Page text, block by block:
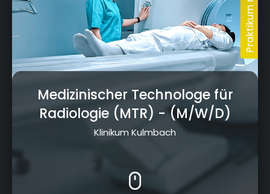
Medizinischer Technologe für
Radiologie (MTR) - (M/W/D)
Klinikum Kulmbach